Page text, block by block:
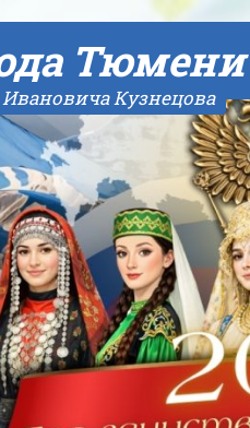
Тюмени
Кузнецова